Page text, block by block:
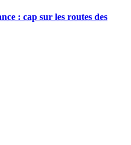
: cap sur les routes des